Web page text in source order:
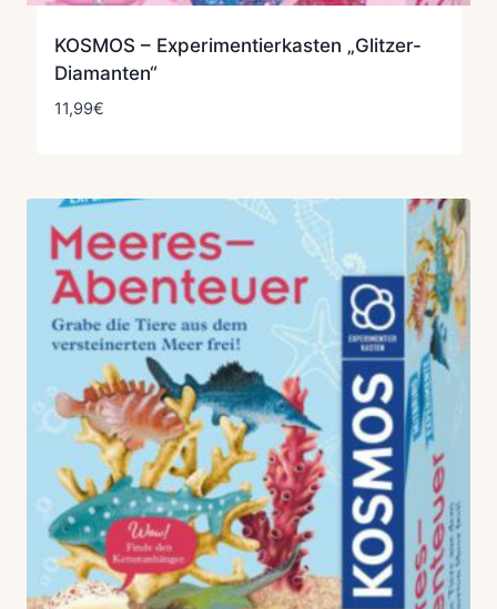
KOSMOS – Experimentierkasten „Glitzer-
Diamanten“
11,99€